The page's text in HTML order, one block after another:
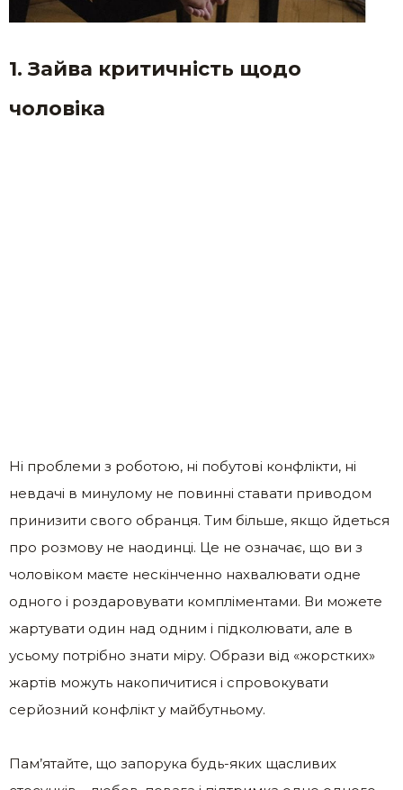
1. Зайва критичність щодо
чоловіка
Ні проблеми з роботою, ні побутові конфлікти, ні
невдачі в минулому не повинні ставати приводом
принизити свого обранця. Тим більше, якщо йдеться
про розмову не наодинці. Це не означає, що ви з
чоловіком маєте нескінченно нахвалювати одне
одного і роздаровувати компліментами. Ви можете
жартувати один над одним і підколювати, але в
усьому потрібно знати міру. Образи від «жорстких»
жартів можуть накопичитися і спровокувати
серйозний конфлікт у майбутньому.
Пам’ятайте, що запорука будь-яких щасливих